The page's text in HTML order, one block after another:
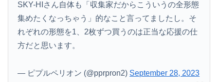
SKY-HIさん自体も「収集家だからこういうの全形態
集めたくなっちゃう」的なこと言ってましたし。そ
れぞれの形態を1、2枚ずつ買うのは正当な応援の仕
方だと思います。
— ピプルペリオン (@pprpron2) September 28, 2023